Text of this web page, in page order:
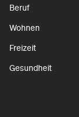
Beruf
Wohnen
Freizeit
Gesundheit